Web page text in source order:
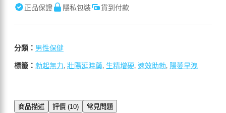
正品保證 隱私包裝 貨到付款
分類： 男性保健
標籤： 勃起無力, 壯陽延時藥, 生精增硬, 速效助勃, 陽萎早洩
商品描述 評價 (10) 常見問題